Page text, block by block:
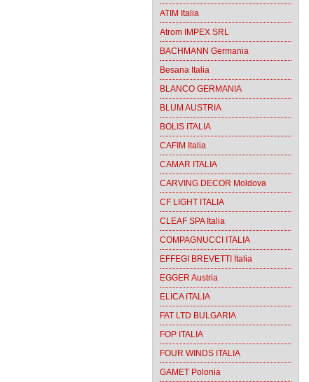
ATIM Italia
Atrom IMPEX SRL
BACHMANN Germania
Besana Italia
BLANCO GERMANIA
BLUM AUSTRIA
BOLIS ITALIA
CAFIM Italia
CAMAR ITALIA
CARVING DECOR Moldova
CF LIGHT ITALIA
CLEAF SPA Italia
COMPAGNUCCI ITALIA
EFFEGI BREVETTI Italia
EGGER Austria
ELICA ITALIA
FAT LTD BULGARIA
FOP ITALIA
FOUR WINDS ITALIA
GAMET Polonia